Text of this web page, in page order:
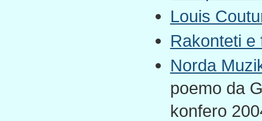
Louis
Rakonteti e
Norda
poemo da
konfero